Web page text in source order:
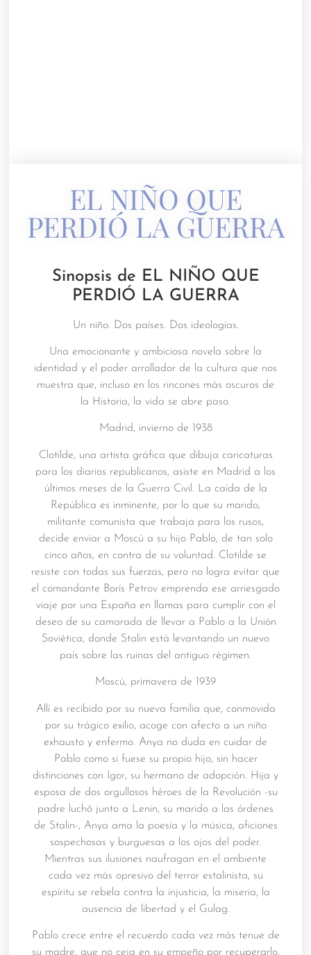
EL NIÑO QUE
PERDIÓ LA GUERRA
Sinopsis de EL NIÑO QUE
PERDIÓ LA GUERRA
Un niño. Dos países. Dos ideologías.
Una emocionante y ambiciosa novela sobre la
identidad y el poder arrollador de la cultura que nos
muestra que, incluso en los rincones más oscuros de
la Historia, la vida se abre paso.
Madrid, invierno de 1938
Clotilde, una artista gráfica que dibuja caricaturas
para los diarios republicanos, asiste en Madrid a los
últimos meses de la Guerra Civil. La caída de la
República es inminente, por lo que su marido,
militante comunista que trabaja para los rusos,
decide enviar a Moscú a su hijo Pablo, de tan solo
cinco años, en contra de su voluntad. Clotilde se
resiste con todas sus fuerzas, pero no logra evitar que
el comandante Borís Petrov emprenda ese arriesgado
viaje por una España en llamas para cumplir con el
deseo de su camarada de llevar a Pablo a la Unión
Soviética, donde Stalin está levantando un nuevo
país sobre las ruinas del antiguo régimen.
Moscú, primavera de 1939
Allí es recibido por su nueva familia que, conmovida
por su trágico exilio, acoge con afecto a un niño
exhausto y enfermo. Anya no duda en cuidar de
Pablo como si fuese su propio hijo, sin hacer
distinciones con Igor, su hermano de adopción. Hija y
esposa de dos orgullosos héroes de la Revolución -su
padre luchó junto a Lenin, su marido a las órdenes
de Stalin-, Anya ama la poesía y la música, aficiones
sospechosas y burguesas a los ojos del poder.
Mientras sus ilusiones naufragan en el ambiente
cada vez más opresivo del terror estalinista, su
espíritu se rebela contra la injusticia, la miseria, la
ausencia de libertad y el Gulag.
Pablo crece entre el recuerdo cada vez más tenue de
su madre, que no ceja en su empeño por recuperarlo,